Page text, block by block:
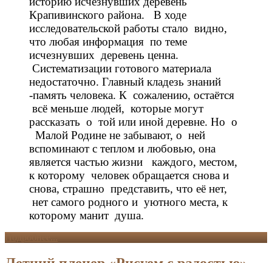
Крапивинского района. В ходе
исследовательской работы стало видно,
что любая информация по теме
исчезнувших деревень ценна.
Систематизации готового материала
недостаточно. Главный кладезь знаний
-память человека. К сожалению, остаётся
всё меньше людей, которые могут
рассказать о той или иной деревне. Но о
Малой Родине не забывают, о ней
вспоминают с теплом и любовью, она
является частью жизни каждого, местом,
к которому человек обращается снова и
снова, страшно представить, что её нет,
нет самого родного и уютного места, к
которому манит душа.
Подробнее...